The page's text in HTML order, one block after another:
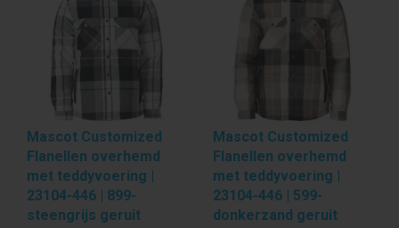
Mascot Customized
Flanellen overhemd
met teddyvoering |
23104-446 | 899-
steengrijs geruit
Mascot Customized
Flanellen overhemd
met teddyvoering |
23104-446 | 599-
donkerzand geruit